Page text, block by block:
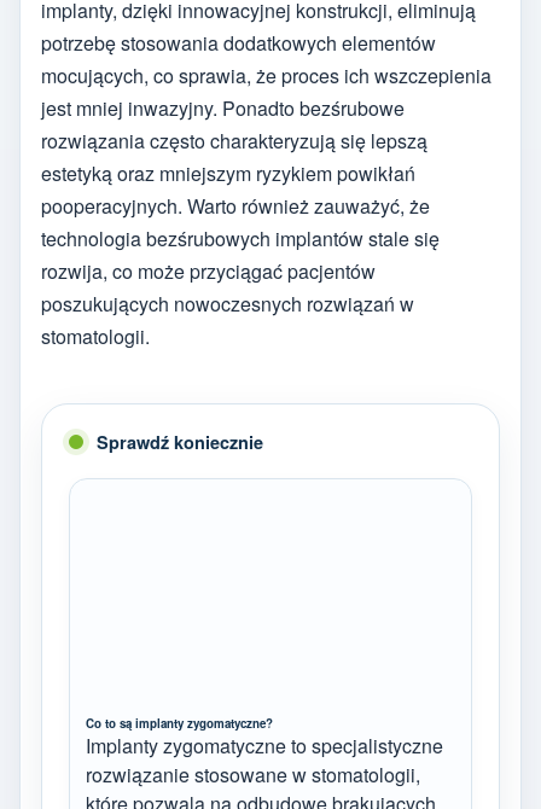
implanty, dzięki innowacyjnej konstrukcji, eliminują
potrzebę stosowania dodatkowych elementów
mocujących, co sprawia, że proces ich wszczepienia
jest mniej inwazyjny. Ponadto bezśrubowe
rozwiązania często charakteryzują się lepszą
estetyką oraz mniejszym ryzykiem powikłań
pooperacyjnych. Warto również zauważyć, że
technologia bezśrubowych implantów stale się
rozwija, co może przyciągać pacjentów
poszukujących nowoczesnych rozwiązań w
stomatologii.
Sprawdź koniecznie
Co to są implanty zygomatyczne?
Implanty zygomatyczne to specjalistyczne
rozwiązanie stosowane w stomatologii,
które pozwala na odbudowę brakujących